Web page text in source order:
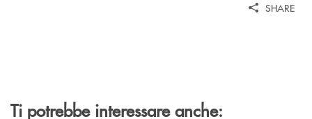
SHARE
Ti potrebbe interessare anche: